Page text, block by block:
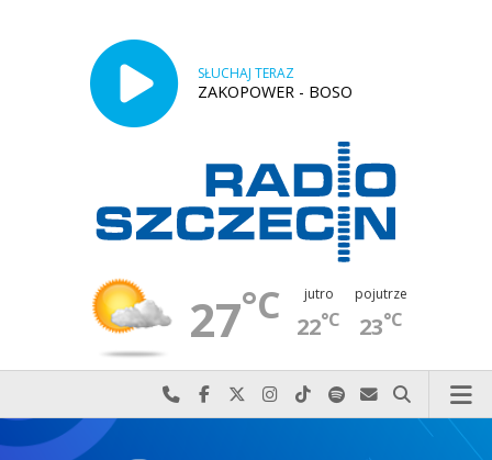
SŁUCHAJ TERAZ
ZAKOPOWER - BOSO
27°C jutro
22°C
pojutrze
23°C
Najlepiej po prostu do nas zadzwoń
Odwiedź nas na Facebook-u
Odwiedź nas na X
Odwiedź nas na Instagram-ie
Odwiedź nas na TikTok-u
Szukaj nas na Spotify
Wyślij do nas
Szukaj